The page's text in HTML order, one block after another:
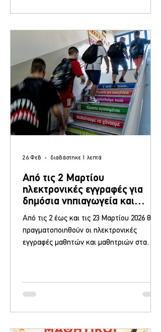
οι γονείς θα κρατήσουν τα παιδιά σπίτι σε
Άντισσα, Μανταμάδο, Ερεσό, Στύψη, Φίλια,
Μόλυβο, Άγρα, Μεσότοπο, Σκαλοχώρι,
Κάπη, Χίδηρα, Πολιχν
Από τις 2 Μαρτίου
ηλεκτρονικές εγγραφές για
δημόσια νηπιαγωγεία και
Δημοτικά σχολεία
Από τις 2 έως και τις 23 Μαρτίου 2026 θα
πραγματοποιηθούν οι ηλεκτρονικές
εγγραφές μαθητών και μαθητριών στα
Ψηφιακής Πύλης της Δημόσιας Διοίκησης (
Η διαδικασία Οι γονείς και κηδεμόνες, με
26 Φεβ διαβάστηκε 1 λεπτά